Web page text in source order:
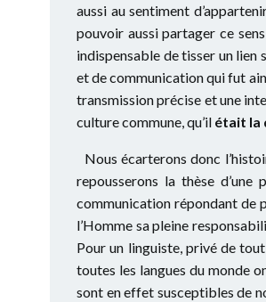
aussi au sentiment
pouvoir aussi partager ce
indispensable de tisser un lien
et de communication qui fut
transmission précise et une
culture commune, qu’il était la
Nous écarterons donc
repousserons la thèse
communication répondant de
l’Homme sa pleine
Pour un linguiste, privé de
toutes les langues du monde
sont en effet susceptibles de